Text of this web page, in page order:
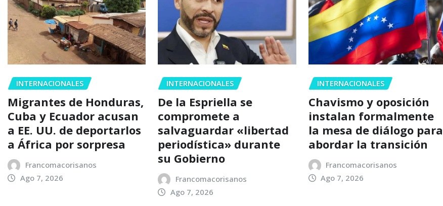
INTERNACIONALES
Migrantes de Honduras,
Cuba y Ecuador acusan
a EE. UU. de deportarlos
a África por sorpresa
Francomacorisanos
Ago 7, 2026
INTERNACIONALES
De la Espriella se
compromete a
salvaguardar «libertad
periodística» durante
su Gobierno
Francomacorisanos
Ago 7, 2026
INTERNACIONALES
Chavismo y oposición
instalan formalmente
la mesa de diálogo para
abordar la transición
Francomacorisanos
Ago 7, 2026